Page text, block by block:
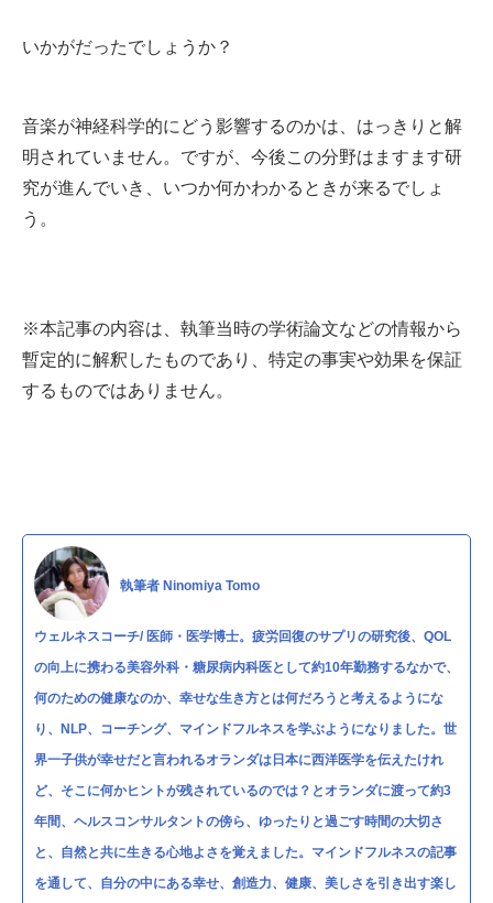
いかがだったでしょうか？
音楽が神経科学的にどう影響するのかは、はっきりと解
明されていません。ですが、今後この分野はますます研
究が進んでいき、いつか何かわかるときが来るでしょ
う。
※本記事の内容は、執筆当時の学術論文などの情報から
暫定的に解釈したものであり、特定の事実や効果を保証
するものではありません。
執筆者 Ninomiya Tomo
ウェルネスコーチ/ 医師・医学博士。疲労回復のサプリの研究後、QOL
の向上に携わる美容外科・糖尿病内科医として約10年勤務するなかで、
何のための健康なのか、幸せな生き方とは何だろうと考えるようにな
り、NLP、コーチング、マインドフルネスを学ぶようになりました。世
界一子供が幸せだと言われるオランダは日本に西洋医学を伝えたけれ
ど、そこに何かヒントが残されているのでは？とオランダに渡って約3
年間、ヘルスコンサルタントの傍ら、ゆったりと過ごす時間の大切さ
と、自然と共に生きる心地よさを覚えました。マインドフルネスの記事
を通して、自分の中にある幸せ、創造力、健康、美しさを引き出す楽し